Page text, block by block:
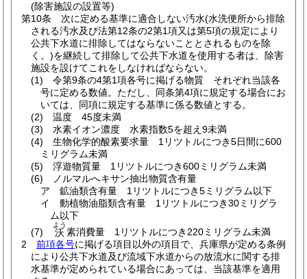
(除害施設の設置等)
第10条
次に定める基準に適合しない汚水(水洗便所から排除
される汚水及び法第12条の2第1項又は第5項の規定により
公共下水道に排除してはならないこととされるものを除
く。)を継続して排除して公共下水道を使用する者は、除害
施設を設けてこれをしなければならない。
(1)
令第9条の4第1項各号に掲げる物質 それぞれ当該各
号に定める数値。 ただし、同条第4項に規定する場合にお
いては、同項に規定する基準に係る数値とする。
(2)
温度 45度未満
(3)
水素イオン濃度 水素指数5を超え9未満
(4)
生物化学的酸素要求量 1リツトルにつき5日間に600
ミリグラム未満
(5)
浮遊物質量 1リツトルにつき600ミリグラム未満
(6)
ノルマルへキサン抽出物質含有量
ア
鉱油類含有量 1リツトルにつき5ミリグラム以下
イ
動植物油脂類含有量 1リツトルにつき30ミリグラ
ム以下
(7)
沃
よう
素消費量 1リツトルにつき220ミリグラム未満
2
前項各号に掲げる項目以外の項目で、兵庫県が定める条例
により公共下水道及び流域下水道からの放流水に関する排
水基準が定められている場合にあっては、当該基準を適用